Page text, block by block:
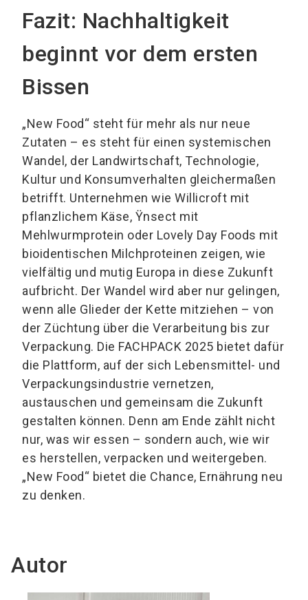
Fazit: Nachhaltigkeit
beginnt vor dem ersten
Bissen
„New Food“ steht für mehr als nur neue
Zutaten – es steht für einen systemischen
Wandel, der Landwirtschaft, Technologie,
Kultur und Konsumverhalten gleichermaßen
betrifft. Unternehmen wie Willicroft mit
pflanzlichem Käse, Ÿnsect mit
Mehlwurmprotein oder Lovely Day Foods mit
bioidentischen Milchproteinen zeigen, wie
vielfältig und mutig Europa in diese Zukunft
aufbricht. Der Wandel wird aber nur gelingen,
wenn alle Glieder der Kette mitziehen – von
der Züchtung über die Verarbeitung bis zur
Verpackung. Die FACHPACK 2025 bietet dafür
die Plattform, auf der sich Lebensmittel- und
Verpackungsindustrie vernetzen,
austauschen und gemeinsam die Zukunft
gestalten können. Denn am Ende zählt nicht
nur, was wir essen – sondern auch, wie wir
es herstellen, verpacken und weitergeben.
„New Food“ bietet die Chance, Ernährung neu
zu denken.
Autor